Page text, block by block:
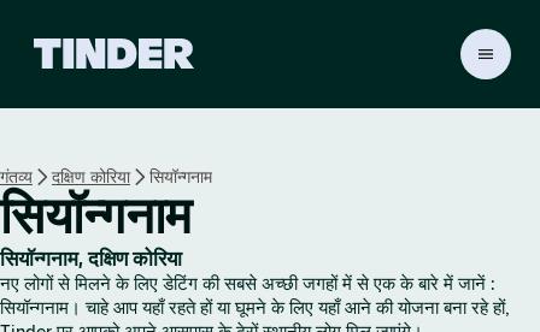
r
गंतव्य दक्षिण कोरिया सियॉन्गनाम
सियॉन्गनाम
सियॉन्गनाम, दक्षिण कोरिया
नए लोगों से मिलने के लिए डेटिंग की सबसे अच्छी जगहों में से एक के बारे में जानें :
सियॉन्गनाम। चाहे आप यहाँ रहते हों या घूमने के लिए यहाँ आने की योजना बना रहे हों,